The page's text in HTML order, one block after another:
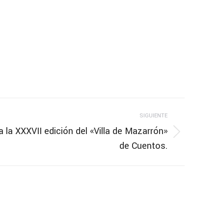
SIGUIENTE
XXXVII edición del «Villa de Mazarrón»
de Cuentos.